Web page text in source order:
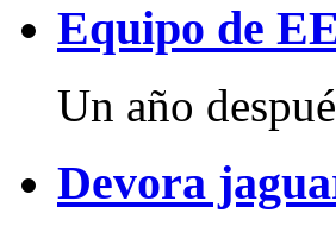
Equipo de
Un año
Devora